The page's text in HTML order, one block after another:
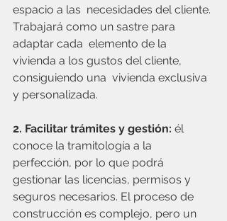
espacio a las  necesidades del cliente.
Trabajará como un sastre para
adaptar cada  elemento de la
vivienda a los gustos del cliente,
consiguiendo una  vivienda exclusiva
y personalizada.
2. Facilitar trámites y gestión: él
conoce la tramitología a la
perfección, por lo que podrá
gestionar las licencias, permisos y
seguros necesarios. El proceso de
construcción es complejo, pero un